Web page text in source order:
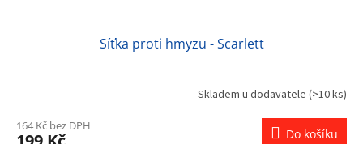
Síťka proti hmyzu - Scarlett
Skladem u dodavatele (>10 ks)
164 Kč bez DPH
Do košíku